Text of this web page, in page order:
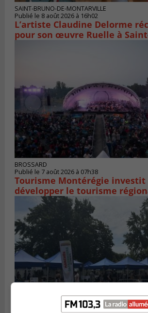
SAINT-BRUNO-DE-MONTARVILLE
Publié le 8 août 2026 à 16h02
L’artiste Claudine Delorme
pour son œuvre Ruelle à
BROSSARD
Publié le 7 août 2026 à 07h38
Tourisme Montérégie investit
développer le tourisme